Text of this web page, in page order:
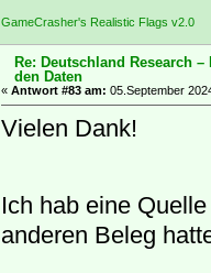
GameCrasher's Realistic Flags v2.0
Re: Deutschland Research –
den Daten
« Antwort #83 am: 05.September
Vielen Dank!
Ich hab eine
anderen Beleg